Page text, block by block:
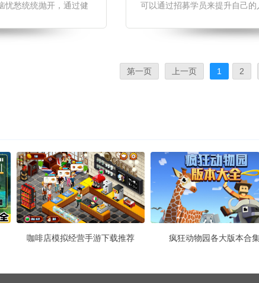
忧愁统统抛开，通过健
加客流量，获得丰厚的
可以通过招募学员来提升自己
程，快来下载体验吧。 健身不
第一页 上一页 1 2
咖啡店模拟经营手游下载推荐 疯狂动物园各大版本合